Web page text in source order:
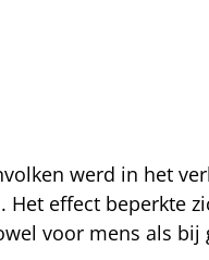
werd in het
Het effect beperkte
voor mens als